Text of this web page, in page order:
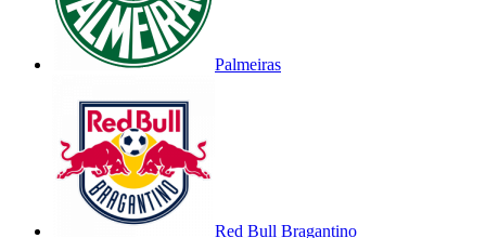
Palmeiras
Red Bull Bragantino